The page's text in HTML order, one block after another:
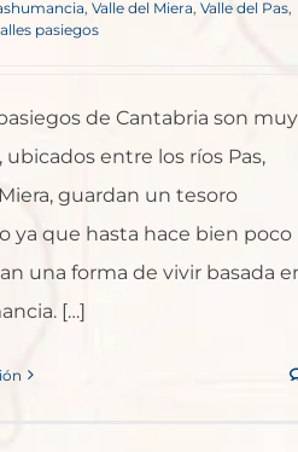
Valle del Miera, Valle del Pas
pasiegos
de Cantabria son muy
ubicados entre los ríos Pas,
guardan un tesoro
ya que hasta hace bien poco
una forma de vivir basada
[…]